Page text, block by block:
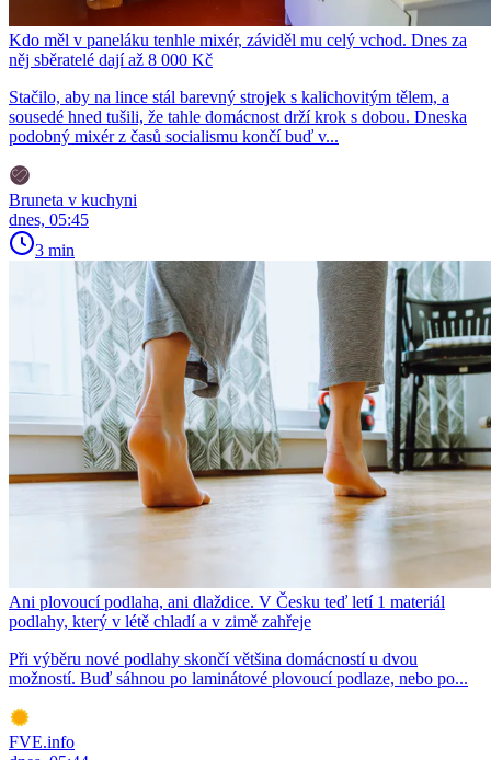
Kdo měl v paneláku tenhle mixér, záviděl mu celý vchod. Dnes za
něj sběratelé dají až 8 000 Kč
Stačilo, aby na lince stál barevný strojek s kalichovitým tělem, a
sousedé hned tušili, že tahle domácnost drží krok s dobou. Dneska
podobný mixér z časů socialismu končí buď v...
Bruneta v kuchyni
dnes, 05:45
3 min
Ani plovoucí podlaha, ani dlaždice. V Česku teď letí 1 materiál
podlahy, který v létě chladí a v zimě zahřeje
Při výběru nové podlahy skončí většina domácností u dvou
možností. Buď sáhnou po laminátové plovoucí podlaze, nebo po...
FVE.info